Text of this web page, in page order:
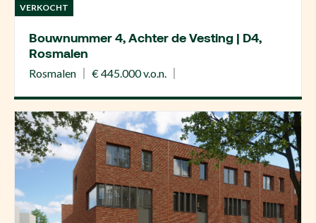
VERKOCHT
Bouwnummer 4, Achter de Vesting | D4,
Rosmalen
Rosmalen € 445.000 v.o.n.